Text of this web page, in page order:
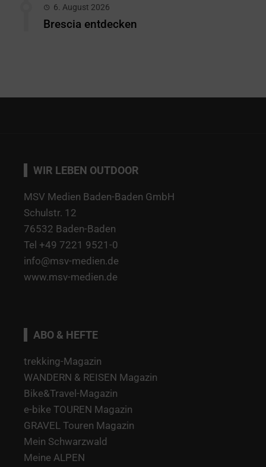
6. August 2026
Brescia entdecken
WIR LEBEN OUTDOOR
MSV Medien Baden-Baden GmbH
Schulstr. 12
76532 Baden-Baden
Tel +49 7221 9521-0
info@msv-medien.de
www.msv-medien.de
ABO & HEFTE
trekking-Magazin
WANDERN & REISEN Magazin
Bike&Travel-Magazin
e-bike TOUREN Magazin
GRAVEL Touren Magazin
Mein Schwarzwald
Meine ALPEN